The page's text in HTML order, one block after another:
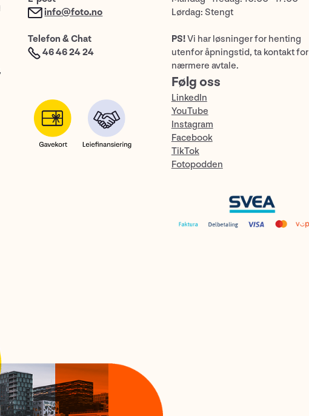
info@foto.no
Telefon & Chat
46 46 24 24
Lørdag: Stengt
PS!Vi har løsninger for henting
utenfor åpningstid, ta kontakt for
nærmere avtale.
Følg oss
LinkedIn
YouTube
Instagram
Facebook
TikTok
Fotopodden